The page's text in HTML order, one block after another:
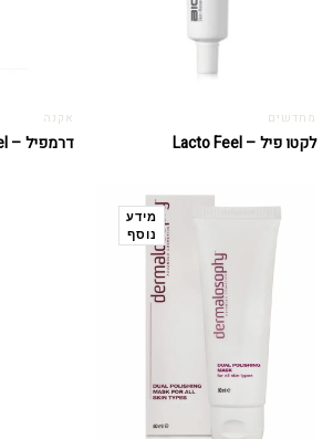
מחדשים
לקטו פיל – Lacto Feel
אקנה
דרמפיל – Derma Peel
מידע
נוסף